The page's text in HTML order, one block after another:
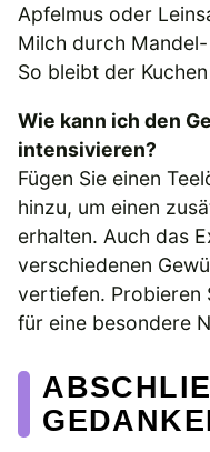
Apfelmus oder
Milch durch
So bleibt der
Wie kann ich den
intensivieren?
Fügen Sie einen
hinzu, um einen
erhalten. Auch das
verschiedenen
vertiefen. Probieren
für eine besondere
EDANKEN